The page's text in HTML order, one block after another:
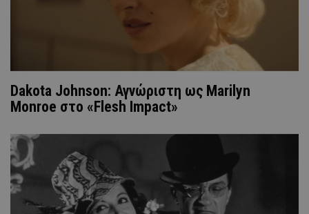
Dakota Johnson: Αγνώριστη ως Marilyn
Monroe στο «Flesh Impact»